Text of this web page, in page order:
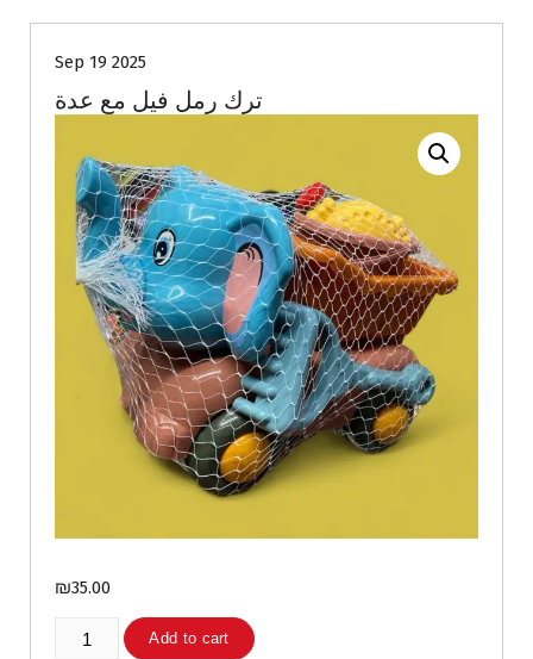
Sep 19 2025
ترك رمل فيل مع عدة
₪35.00
Add to cart